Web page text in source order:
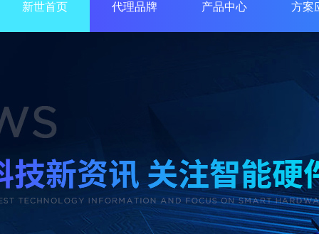
新世首页 代理品牌 产品中心 方案